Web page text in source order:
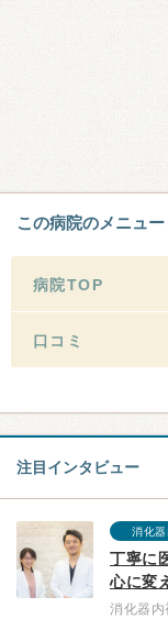
この病院のメニュー
病院TOP
口コミ
注目インタビュー
消化器
丁寧に
心に変
消化器